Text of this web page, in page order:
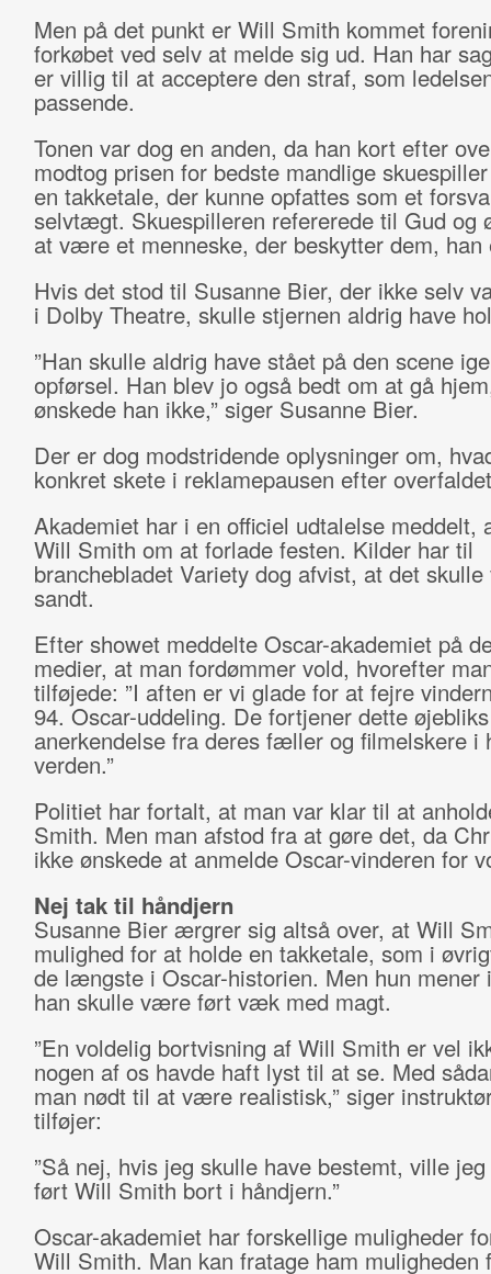
Men på det punkt er Will Smith kommet
forkøbet ved selv at melde sig ud. Han har
er villig til at acceptere den straf, som
passende.
Tonen var dog en anden, da han kort efter
modtog prisen for bedste mandlige
en takketale, der kunne opfattes som et
selvtægt. Skuespilleren refererede til Gud og
at være et menneske, der beskytter dem, han
Hvis det stod til Susanne Bier, der ikke selv
i Dolby Theatre, skulle stjernen aldrig have
”Han skulle aldrig have stået på den scene
opførsel. Han blev jo også bedt om at gå
ønskede han ikke,” siger Susanne Bier.
Der er dog modstridende oplysninger om,
konkret skete i reklamepausen efter
Akademiet har i en officiel udtalelse meddelt,
Will Smith om at forlade festen. Kilder har til
branchebladet Variety dog afvist, at det
sandt.
Efter showet meddelte Oscar-akademiet på
medier, at man fordømmer vold, hvorefter
tilføjede: ”I aften er vi glade for at fejre
94. Oscar-uddeling. De fortjener dette øjebliks
anerkendelse fra deres fæller og filmelskere i
verden.”
Politiet har fortalt, at man var klar til at
Smith. Men man afstod fra at gøre det, da
ikke ønskede at anmelde Oscar-vinderen for
Nej tak til håndjern
Susanne Bier ærgrer sig altså over, at Will
mulighed for at holde en takketale, som i
de længste i Oscar-historien. Men hun mener
han skulle være ført væk med magt.
”En voldelig bortvisning af Will Smith er vel
nogen af os havde haft lyst til at se. Med
man nødt til at være realistisk,” siger
tilføjer:
”Så nej, hvis jeg skulle have bestemt, ville
ført Will Smith bort i håndjern.”
Oscar-akademiet har forskellige muligheder
Will Smith. Man kan fratage ham muligheden